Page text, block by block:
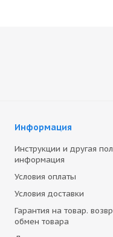
Информация
Инструкции и другая
информация
Условия оплаты
Условия доставки
Гарантия на товар.
обмен товара